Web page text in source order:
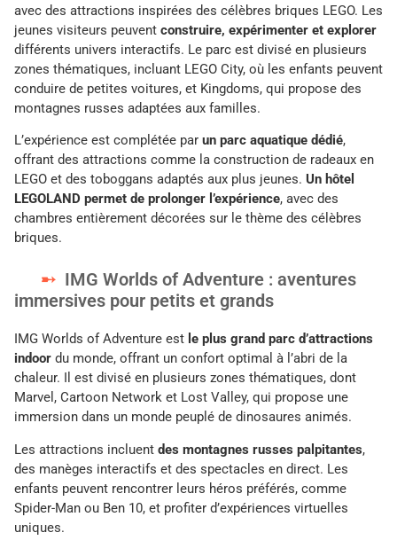
avec des attractions inspirées des célèbres briques LEGO. Les
jeunes visiteurs peuvent construire, expérimenter et explorer
différents univers interactifs. Le parc est divisé en plusieurs
zones thématiques, incluant LEGO City, où les enfants peuvent
conduire de petites voitures, et Kingdoms, qui propose des
montagnes russes adaptées aux familles.
L’expérience est complétée par un parc aquatique dédié,
offrant des attractions comme la construction de radeaux en
LEGO et des toboggans adaptés aux plus jeunes. Un hôtel
LEGOLAND permet de prolonger l’expérience, avec des
chambres entièrement décorées sur le thème des célèbres
briques.
IMG Worlds of Adventure : aventures
immersives pour petits et grands
IMG Worlds of Adventure est le plus grand parc d’attractions
indoor du monde, offrant un confort optimal à l’abri de la
chaleur. Il est divisé en plusieurs zones thématiques, dont
Marvel, Cartoon Network et Lost Valley, qui propose une
immersion dans un monde peuplé de dinosaures animés.
Les attractions incluent des montagnes russes palpitantes,
des manèges interactifs et des spectacles en direct. Les
enfants peuvent rencontrer leurs héros préférés, comme
Spider-Man ou Ben 10, et profiter d’expériences virtuelles
uniques.